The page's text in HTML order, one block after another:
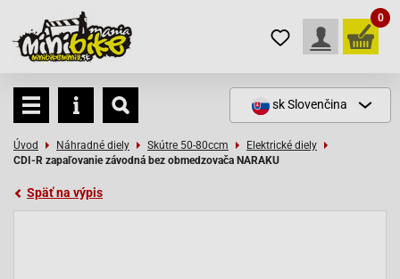
0
skSlovenčina
Úvod Náhradné diely Skútre 50-80ccm
Elektrické diely
CDI-R zapaľovanie závodná bez obmedzovača NARAKU
Späť na výpis